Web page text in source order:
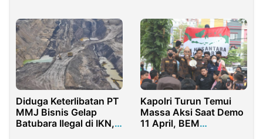
Maggot
Diduga Keterlibatan PT
MMJ Bisnis Gelap
Batubara Ilegal di IKN,
Kapolri Turun Temui
Massa Aksi Saat Demo
11 April, BEM